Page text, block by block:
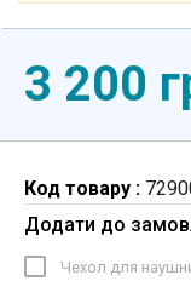
3 200
Код товару :
Додати до
Чехол для